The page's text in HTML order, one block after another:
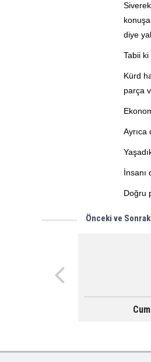
diye
Tabii
Kürd
parça
Ayrıca
İnsanı
Doğru
Önceki ve